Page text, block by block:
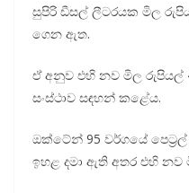
සුපිරි ඩීසල් ලීටරයක මිල
ගෙන ඇත.
ඒ අනුව එහි නව මිල රුපියල්
සංස්ථාව සඳහන් කළේය.
ඔක්ටේන් 95 වර්ගයේ
ඉහළ දමා ඇති අතර එහි